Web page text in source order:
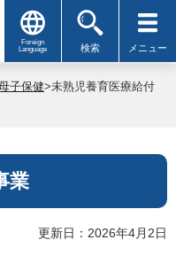
Foreign
Language
検索 メニュー
子保健>未熟児養育医療給付
業
更新日：2026年4月2日